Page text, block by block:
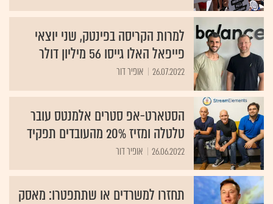
למרות הקריסה בפינטק, שני יוצאי
פייפאל האלו גייסו 56 מיליון דולר
26.07.2022 אופיר דור
הסטארט-אפ סטרים אלמנטס עובר
טלטלה ומזיז 20% מהעובדים תפקיד
26.06.2022 אופיר דור
תחזרו למשרדים או שתתפטרו: מאסק